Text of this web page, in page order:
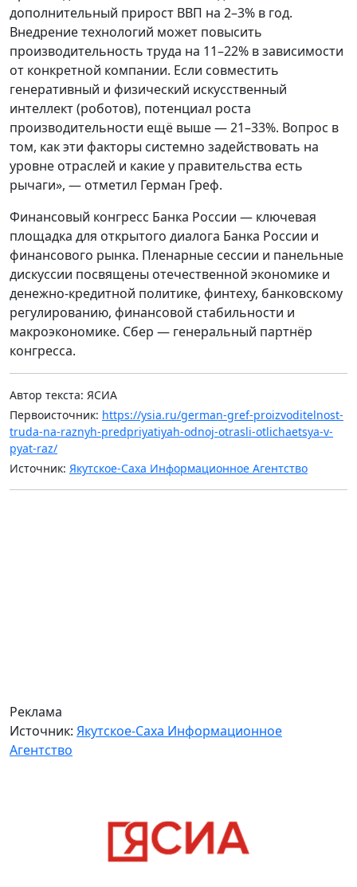
дополнительный прирост ВВП на 2–3% в год.
Внедрение технологий может повысить
производительность труда на 11–22% в зависимости
от конкретной компании. Если совместить
генеративный и физический искусственный
интеллект (роботов), потенциал роста
производительности ещё выше — 21–33%. Вопрос в
том, как эти факторы системно задействовать на
уровне отраслей и какие у правительства есть
рычаги», — отметил Герман Греф.
Финансовый конгресс Банка России — ключевая
площадка для открытого диалога Банка России и
финансового рынка. Пленарные сессии и панельные
дискуссии посвящены отечественной экономике и
денежно-кредитной политике, финтеху, банковскому
регулированию, финансовой стабильности и
макроэкономике. Сбер — генеральный партнёр
конгресса.
Автор текста: ЯСИА
Первоисточник: https://ysia.ru/german-gref-proizvoditelnost-
truda-na-raznyh-predpriyatiyah-odnoj-otrasli-otlichaetsya-v-
pyat-raz/
Источник: Якутское-Саха Информационное Агентство
Реклама
Источник: Якутское-Саха Информационное
Агентство